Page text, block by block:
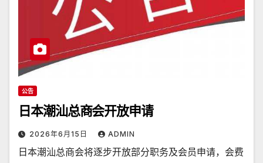
公告
日本潮汕总商会开放申请
2026年6月15日 ADMIN
日本潮汕总商会将逐步开放部分职务及会员申请，会费